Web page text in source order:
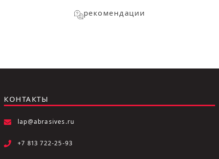
рекомендации
КОНТАКТЫ
lap@abrasives.ru
+7 813 722-25-93